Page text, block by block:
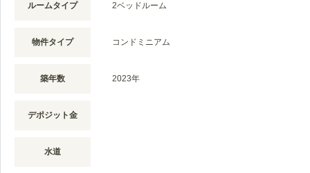
ルームタイプ 2ベッドルーム
物件タイプ コンドミニアム
築年数 2023年
デポジット金
水道